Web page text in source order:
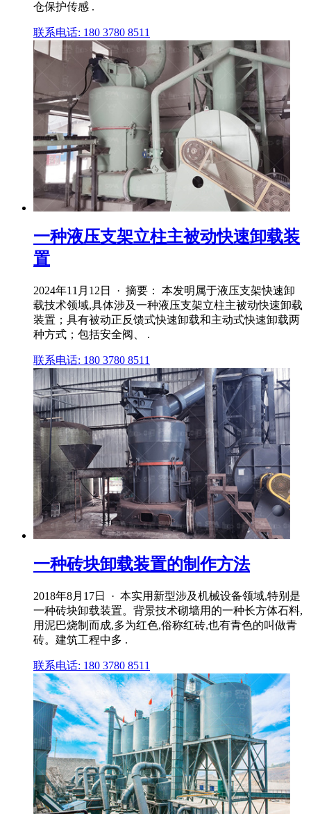
仓保护传感 .
联系电话: 180 3780 8511
一种液压支架立柱主被动快速卸载装
置
2024年11月12日 · 摘要： 本发明属于液压支架快速卸
载技术领域,具体涉及一种液压支架立柱主被动快速卸载
装置；具有被动正反馈式快速卸载和主动式快速卸载两
种方式；包括安全阀、 .
联系电话: 180 3780 8511
一种砖块卸载装置的制作方法
2018年8月17日 · 本实用新型涉及机械设备领域,特别是
一种砖块卸载装置。背景技术砌墙用的一种长方体石料,
用泥巴烧制而成,多为红色,俗称红砖,也有青色的叫做青
砖。建筑工程中多 .
联系电话: 180 3780 8511